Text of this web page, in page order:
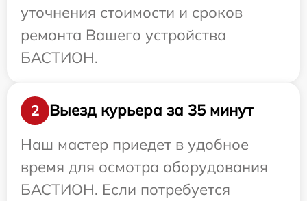
уточнения стоимости и сроков
ремонта Вашего устройства
БАСТИОН.
2
Выезд курьера за 35 минут
Наш мастер приедет в удобное
время для осмотра оборудования
БАСТИОН. Если потребуется